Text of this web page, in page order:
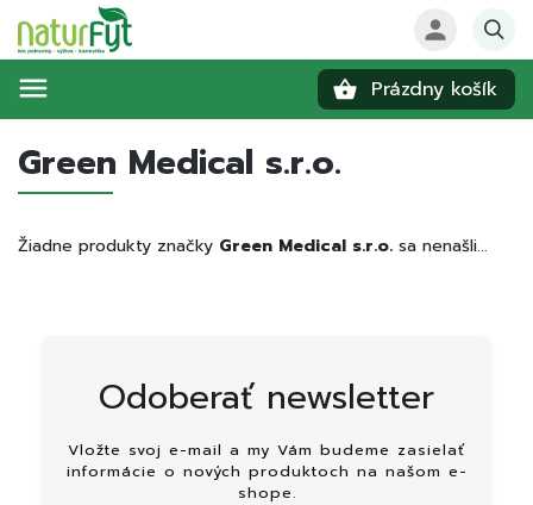
Prázdny košík
Green Medical s.r.o.
Žiadne produkty značky Green Medical s.r.o. sa nenašli...
Odoberať newsletter
Vložte svoj e-mail a my Vám budeme zasielať
informácie o nových produktoch na našom e-
shope.